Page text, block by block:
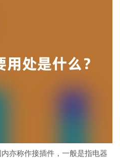
亦称作接插件，一般是指电器